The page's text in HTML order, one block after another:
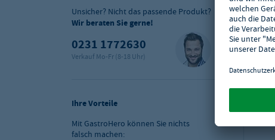
Unsicher? Nicht das passende Produkt?
Wir beraten Sie gerne!
0231 1772630
Verkauf Mo-Fr (8-18 Uhr)
Ihre Vorteile
Mit GastroHero können Sie nichts
falsch machen: